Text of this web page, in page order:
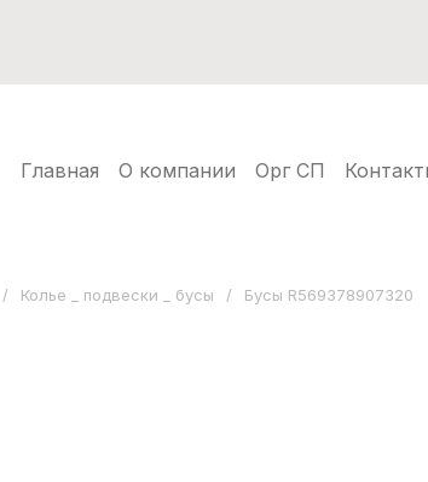
X
Главная О компании Орг СП
/ Колье _ подвески _ бусы / Бусы R569378907320